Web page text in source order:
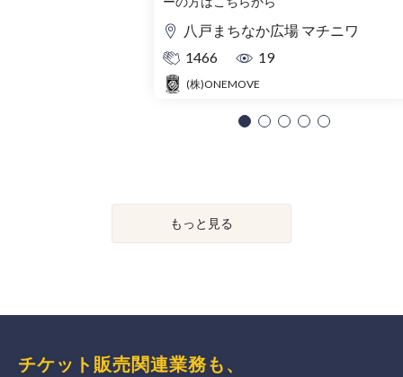
八戸まちなか広場 マチニワ
1466
19
(株)ONEMOVE
もっと見る
チケット販売関連業務も、